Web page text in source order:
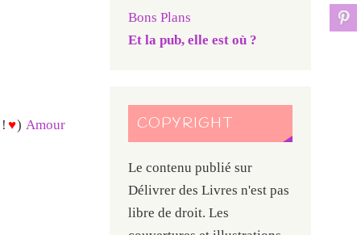
♥) Amour
Bons Plans
Et la pub, elle est où ?
COPYRIGHT
Le contenu publié sur
Délivrer des Livres n'est pas
libre de droit. Les